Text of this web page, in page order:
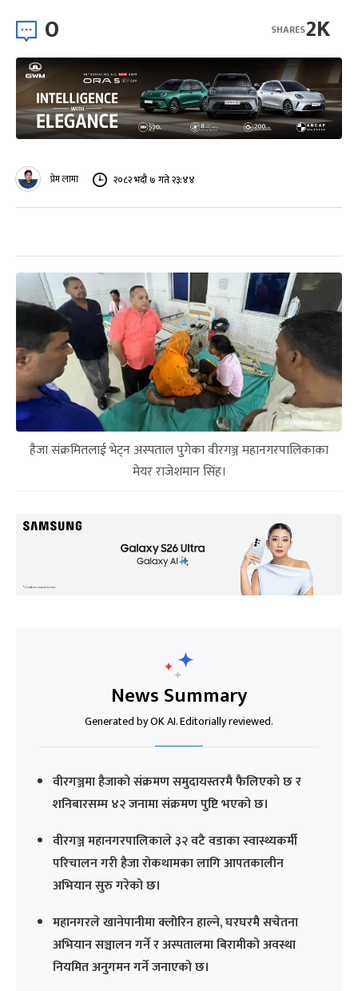
0 2K
SHARES
प्रेम लामा २०८२ भदौ ७ गते २३:४४
हैजा संक्रमितलाई भेट्न अस्पताल पुगेका वीरगञ्ज महानगरपालिकाका
मेयर राजेशमान सिंह।
News Summary
Generated by OK AI. Editorially reviewed.
वीरगञ्जमा हैजाको संक्रमण समुदायस्तरमै फैलिएको छ र
शनिबारसम्म ४२ जनामा संक्रमण पुष्टि भएको छ।
वीरगञ्ज महानगरपालिकाले ३२ वटै वडाका स्वास्थ्यकर्मी
परिचालन गरी हैजा रोकथामका लागि आपतकालीन
अभियान सुरु गरेको छ।
महानगरले खानेपानीमा क्लोरिन हाल्ने, घरघरमै सचेतना
अभियान सञ्चालन गर्ने र अस्पतालमा बिरामीको अवस्था
नियमित अनुगमन गर्ने जनाएको छ।